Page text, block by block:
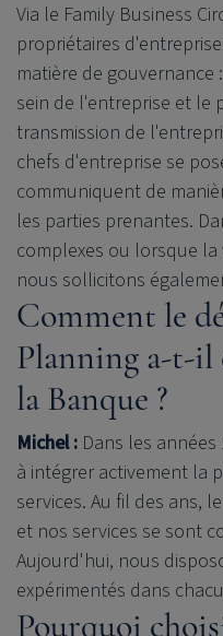
Via le Family Business
propriétaires
matière de
sein de l'entreprise et le
transmission de
chefs d'entreprise se
communiquent de
les parties prenantes.
complexes ou lorsque
nous sollicitons
Comment le
Planning a-t-il
la Banque ?
Michel : Dans les
à intégrer activement la
services. Au fil des ans,
et nos services se sont
Aujourd'hui, nous
expérimentés dans
Pourquoi